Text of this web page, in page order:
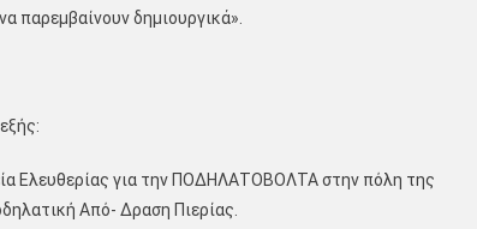
παρεμβαίνουν δημιουργικά».
Ελευθερίας για την ΠΟΔΗΛΑΤΟΒΟΛΤΑ στην πόλη της
Από- Δραση Πιερίας.